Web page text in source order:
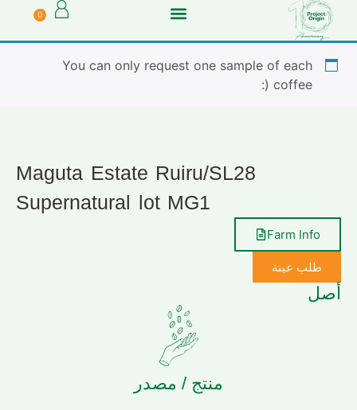
0
You can only request one sample of each
coffee (:
Maguta Estate Ruiru/SL28
Supernatural lot MG1
Farm Info
طلب عينة
أصل
منتج / مصدر